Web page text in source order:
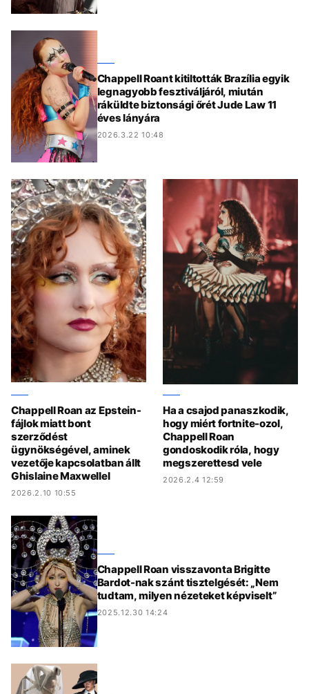
Chappell Roant kitiltották Brazília egyik
legnagyobb fesztiváljáról, miután
ráküldte biztonsági őrét Jude Law 11
éves lányára
2026.3.22 10:48
Chappell Roan az Epstein-
fájlok miatt bont
szerződést
ügynökségével, aminek
vezetője kapcsolatban állt
Ghislaine Maxwellel
2026.2.10 10:55
Ha a csajod panaszkodik,
hogy miért fortnite-ozol,
Chappell Roan
gondoskodik róla, hogy
megszerettesd vele
2026.2.4 12:59
Chappell Roan visszavonta Brigitte
Bardot-nak szánt tisztelgését: „Nem
tudtam, milyen nézeteket képviselt”
2025.12.30 14:24